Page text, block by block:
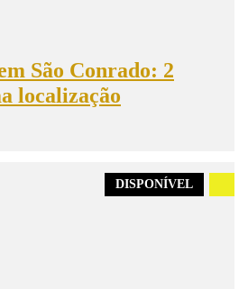
São Conrado: 2
localização
DISPONÍVEL